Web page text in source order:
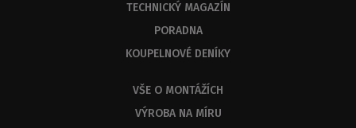
TECHNICKÝ MAGAZÍN
PORADNA
KOUPELNOVÉ DENÍKY
VŠE O MONTÁŽÍCH
VÝROBA NA MÍRU